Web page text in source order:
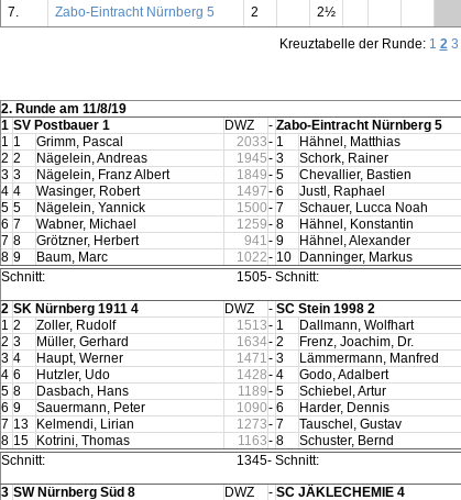
7.
Zabo-Eintracht Nürnberg 5 2 2½
Kreuztabelle der Runde: 1 2 3
2. Runde am 11/8/19
1 SV Postbauer 1 DWZ - Zabo-Eintracht Nürnberg 5
1 1 Grimm, Pascal 2033- 1 Hähnel, Matthias
2 2 Nägelein, Andreas 1945- 3 Schork, Rainer
3 3 Nägelein, Franz Albert 1849- 5 Chevallier, Bastien
4 4 Wasinger, Robert 1497- 6 Justl, Raphael
5 5 Nägelein, Yannick 1500- 7 Schauer, Lucca Noah
6 7 Wabner, Michael 1259- 8 Hähnel, Konstantin
7 8 Grötzner, Herbert 941 - 9 Hähnel, Alexander
8 9 Baum, Marc 1022- 10 Danninger, Markus
Schnitt:
1505- Schnitt:
2 SK Nürnberg 1911 4 DWZ - SC Stein 1998 2
1 2 Zoller, Rudolf 1513- 1 Dallmann, Wolfhart
2 3 Müller, Gerhard 1634- 2 Frenz, Joachim, Dr.
3 4 Haupt, Werner 1471 - 3 Lämmermann, Manfred
4 6 Hutzler, Udo 1428- 4 Godo, Adalbert
5 8 Dasbach, Hans 1189- 5 Schiebel, Artur
6 9 Sauermann, Peter 1090- 6 Harder, Dennis
7 13 Kelmendi, Lirian 1273- 7 Tauschel, Gustav
8 15 Kotrini, Thomas 1163- 8 Schuster, Bernd
Schnitt:
1345- Schnitt:
3 SW Nürnberg Süd 8 DWZ - SC JÄKLECHEMIE 4